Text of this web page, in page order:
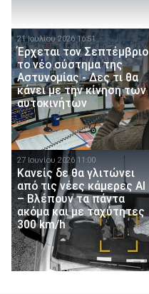
21 Ιουλίου 2026 16:51
Έρχεται τον Σεπτέμβριο
το νέο σύστημα της
Αστυνομίας - Δες τι θα
κάνει με την κίνηση των
αυτοκινήτων
27 Ιουνίου 2026 11:00
Κανείς δε θα γλιτώνει
από τις νέες κάμερες ΑΙ
– Βλέπουν τα πάντα
ακόμα και με ταχύτητες
300 km/h